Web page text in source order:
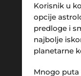
Korisnik u
opcije
predloge i
najbolje
planetarne
Mnogo puta